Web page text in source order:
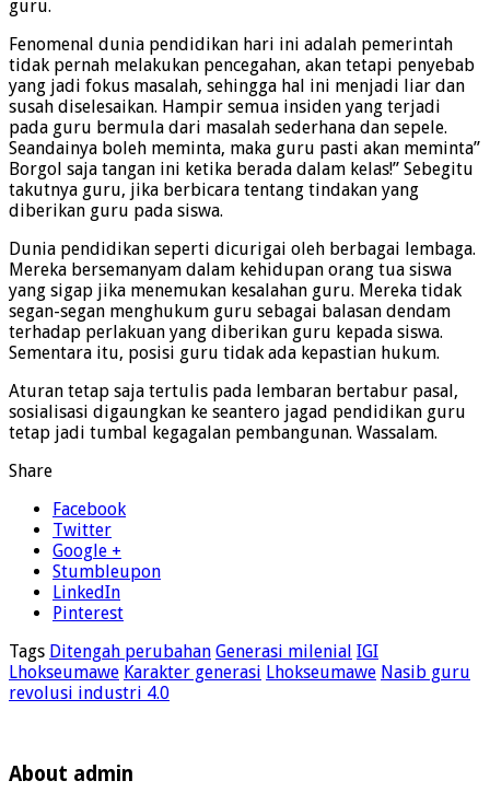
guru.
Fenomenal dunia pendidikan hari ini adalah pemerintah
tidak pernah melakukan pencegahan, akan tetapi penyebab
yang jadi fokus masalah, sehingga hal ini menjadi liar dan
susah diselesaikan. Hampir semua insiden yang terjadi
pada guru bermula dari masalah sederhana dan sepele.
Seandainya boleh meminta, maka guru pasti akan meminta”
Borgol saja tangan ini ketika berada dalam kelas!” Sebegitu
takutnya guru, jika berbicara tentang tindakan yang
diberikan guru pada siswa.
Dunia pendidikan seperti dicurigai oleh berbagai lembaga.
Mereka bersemanyam dalam kehidupan orang tua siswa
yang sigap jika menemukan kesalahan guru. Mereka tidak
segan-segan menghukum guru sebagai balasan dendam
terhadap perlakuan yang diberikan guru kepada siswa.
Sementara itu, posisi guru tidak ada kepastian hukum.
Aturan tetap saja tertulis pada lembaran bertabur pasal,
sosialisasi digaungkan ke seantero jagad pendidikan guru
tetap jadi tumbal kegagalan pembangunan. Wassalam.
Share
Facebook
Twitter
Google +
Stumbleupon
LinkedIn
Pinterest
Tags Ditengah perubahan Generasi milenial IGI
Lhokseumawe Karakter generasi Lhokseumawe Nasib guru
revolusi industri 4.0
About admin